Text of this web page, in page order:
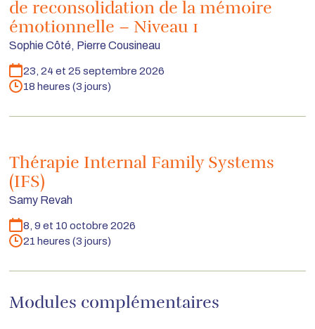
de reconsolidation de la mémoire
émotionnelle – Niveau 1
Sophie Côté, Pierre Cousineau
Dates23, 24 et 25 septembre 2026
Durée18 heures (3 jours)
Thérapie Internal Family Systems
(IFS)
Samy Revah
Dates8, 9 et 10 octobre 2026
Durée21 heures (3 jours)
Modules complémentaires